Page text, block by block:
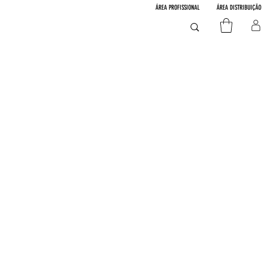
ÁREA DISTRIBUIÇÃO
ÁREA PROFISSIONAL